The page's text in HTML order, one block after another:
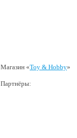
Магазин «Toy & Hobby»
Партнёры: